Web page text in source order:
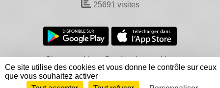
25691 visites
Charte cookies
Gestion des cookies
Informations légales
Signaler un contenu inapproprié
Ce site utilise des cookies et vous donne le contrôle sur ceux
que vous souhaitez activer